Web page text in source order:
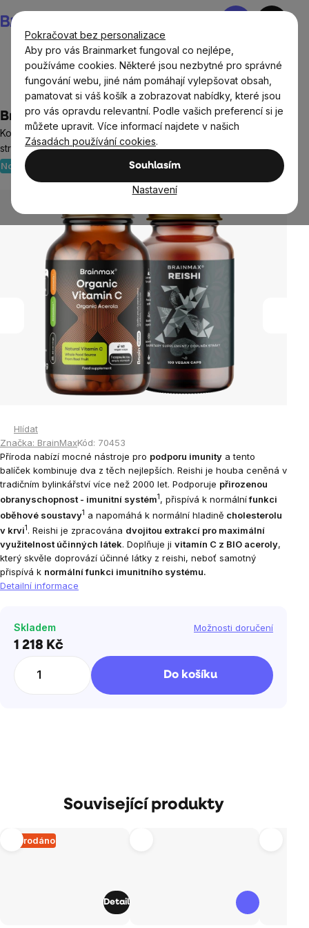
Pokračovat bez personalizace
Aby pro vás Brainmarket fungoval co nejlépe,
používáme cookies. Některé jsou nezbytné pro správné
fungování webu, jiné nám pomáhají vylepšovat obsah,
pamatovat si váš košík a zobrazovat nabídky, které jsou
pro vás opravdu relevantní. Podle vašich preferencí si je
můžete upravit. Více informací najdete v našich
Zásadách používání cookies.
Souhlasím
Nastavení
na
obsah
Nákupní
Cíle Imunita Bylinky
BrainMax Imunita z přírody
Komplexní balíček pro imunitu z přírodních zdrojů, doplněk
stravy
Novinka Sestaveno odborníky
Průměrné
hodnocení
je
0,0
z
5
hvězdiček.
Neohodnoceno
Hlídat
Značka: BrainMaxKód: 70453
Příroda nabízí mocné nástroje pro podporu imunity a tento
balíček kombinuje dva z těch nejlepších. Reishi je houba ceněná v
tradičním bylinkářství více než 2000 let. Podporuje přirozenou
obranyschopnost - imunitní systém1, přispívá k normálnífunkci
oběhové soustavy1 a napomáhá k normální hladině cholesterolu
v krvi1. Reishi je zpracována dvojitou extrakcí pro maximální
využitelnost účinných látek. Doplňuje ji vitamín C z BIO aceroly,
který skvěle doprovází účinné látky z reishi, neboť samotný
přispívá k normální funkci imunitního systému.
Detailní informace
Skladem Možnosti doručení
1 218 Kč
Do košíku
Související produkty
Vyprodáno
Detail